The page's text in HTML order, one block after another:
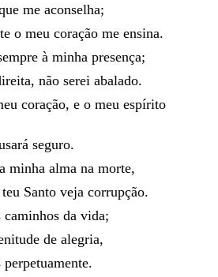
me aconselha;
o meu coração me ensina.
à minha presença;
, não serei abalado.
coração, e o meu espírito
seguro.
a minha alma na morte,
teu Santo veja corrupção.
caminhos da vida;
de alegria,
perpetuamente.